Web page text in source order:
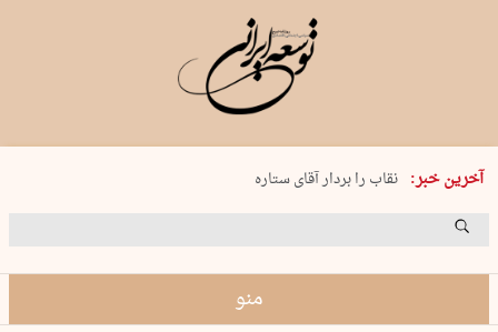
آخرین خبر:
پنجشنبه 15 مرداد 1405 شماره 2243
نقاب را بردار آقای ستاره
کدام فوتبال؟
منو